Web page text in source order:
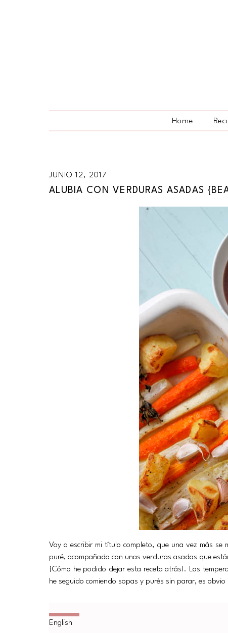
Home
JUNIO 12, 2017
ALUBIA CON VERDURAS ASADAS
Voy a escribir mi título completo, que una vez más
puré, acompañado con unas verduras asadas que
¡Cómo he podido dejar esta receta atrás!. Las
he seguido comiendo sopas y purés sin parar, es